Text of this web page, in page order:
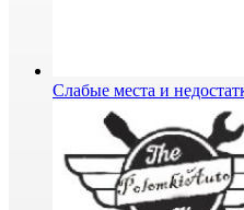
Слабые места и